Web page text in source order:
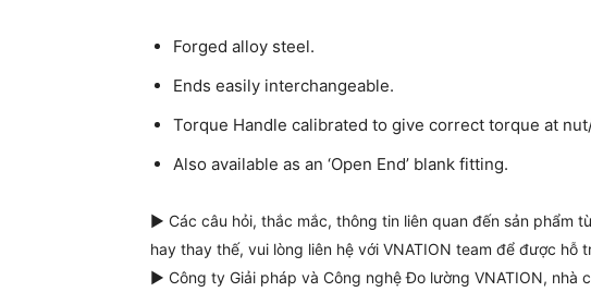
Forged alloy steel.
Ends easily interchangeable.
Torque Handle calibrated to give correct torque at
Also available as an ‘Open End’ blank fitting.
► Các câu hỏi, thắc mắc, thông tin liên quan đến sản phẩm
hay thay thế, vui lòng liên hệ với VNATION team để được hỗ
► Công ty Giải pháp và Công nghệ Đo lường VNATION,